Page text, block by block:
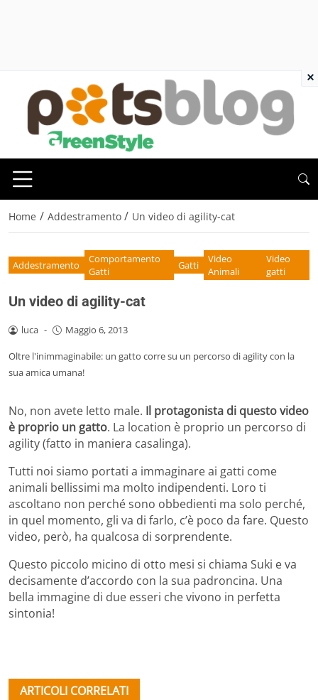
Home / Addestramento / Un video di agility-cat
Addestramento
Comportamento
Gatti
Gatti
Video
Animali
Video
gatti
Un video di agility-cat
luca - Maggio 6, 2013
Oltre l'inimmaginabile: un gatto corre su un percorso di agility con la
sua amica umana!
No, non avete letto male. Il protagonista di questo video
è proprio un gatto. La location è proprio un percorso di
agility (fatto in maniera casalinga).
Tutti noi siamo portati a immaginare ai gatti come
animali bellissimi ma molto indipendenti. Loro ti
ascoltano non perché sono obbedienti ma solo perché,
in quel momento, gli va di farlo, c’è poco da fare. Questo
video, però, ha qualcosa di sorprendente.
Questo piccolo micino di otto mesi si chiama Suki e va
decisamente d’accordo con la sua padroncina. Una
bella immagine di due esseri che vivono in perfetta
sintonia!
ARTICOLI CORRELATI
×